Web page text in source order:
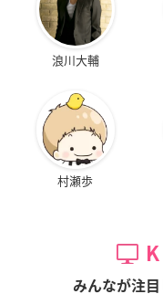
浪川大輔
村瀬歩
みんなが注